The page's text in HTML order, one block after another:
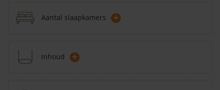
Aantal slaapkamers +
Inhoud +